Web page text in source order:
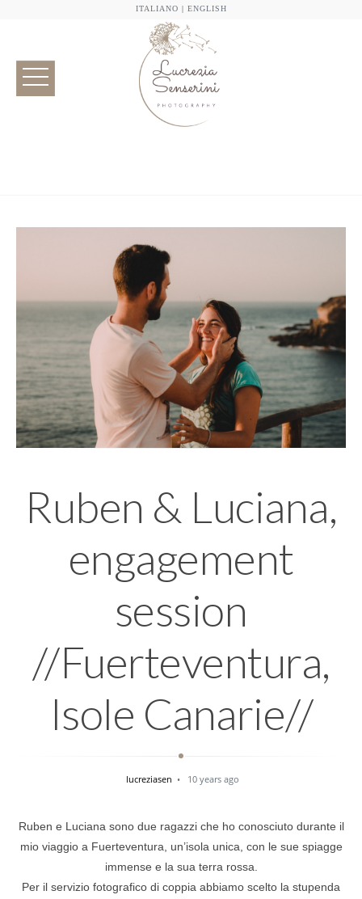
ITALIANO | ENGLISH
Ruben & Luciana,
engagement
session
//Fuerteventura,
Isole Canarie//
lucreziasen 10 years ago
Ruben e Luciana sono due ragazzi che ho conosciuto durante il
mio viaggio a Fuerteventura, un’isola unica, con le sue spiagge
immense e la sua terra rossa.
Per il servizio fotografico di coppia abbiamo scelto la stupenda